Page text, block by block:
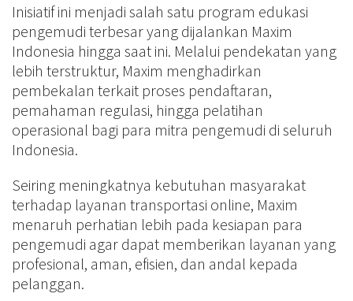
Inisiatif ini menjadi salah satu program edukasi
pengemudi terbesar yang dijalankan Maxim
Indonesia hingga saat ini. Melalui pendekatan yang
lebih terstruktur, Maxim menghadirkan
pembekalan terkait proses pendaftaran,
pemahaman regulasi, hingga pelatihan
operasional bagi para mitra pengemudi di seluruh
Indonesia.
Seiring meningkatnya kebutuhan masyarakat
terhadap layanan transportasi online, Maxim
menaruh perhatian lebih pada kesiapan para
pengemudi agar dapat memberikan layanan yang
profesional, aman, efisien, dan andal kepada
pelanggan.